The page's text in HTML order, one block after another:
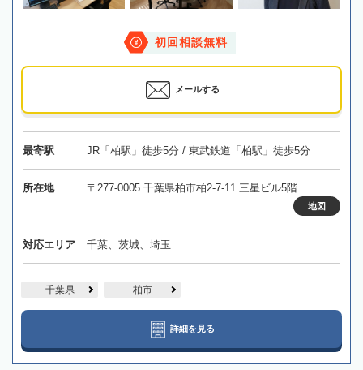
初回相談無料
メールする
最寄駅 JR「柏駅」徒歩5分 / 東武鉄道「柏駅」徒歩5分
所在地 〒277-0005 千葉県柏市柏2-7-11 三星ビル5階
地図
対応エリア 千葉、茨城、埼玉
千葉県 柏市
詳細を見る